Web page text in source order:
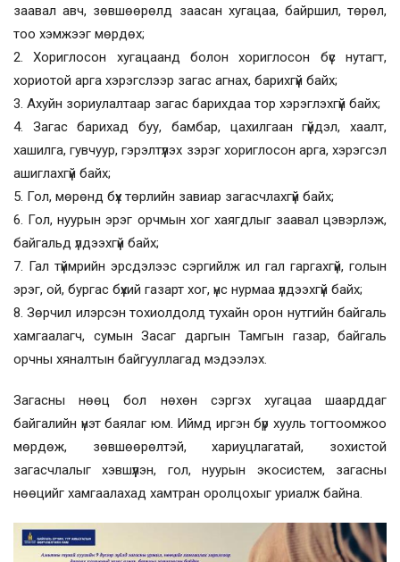
заавал авч, зөвшөөрөлд заасан хугацаа, байршил, төрөл,
тоо хэмжээг мөрдөх;
2. Хориглосон хугацаанд болон хориглосон бүс нутагт,
хориотой арга хэрэгслээр загас агнах, барихгүй байх;
3. Ахуйн зориулалтаар загас барихдаа тор хэрэглэхгүй байх;
4. Загас барихад буу, бамбар, цахилгаан гүйдэл, хаалт,
хашилга, гувчуур, гэрэлтүүлэх зэрэг хориглосон арга, хэрэгсэл
ашиглахгүй байх;
5. Гол, мөрөнд бүх төрлийн завиар загасчлахгүй байх;
6. Гол, нуурын эрэг орчмын хог хаягдлыг заавал цэвэрлэж,
байгальд үлдээхгүй байх;
7. Гал түймрийн эрсдэлээс сэргийлж ил гал гаргахгүй, голын
эрэг, ой, бургас бүхий газарт хог, үнс нурмаа үлдээхгүй байх;
8. Зөрчил илэрсэн тохиолдолд тухайн орон нутгийн байгаль
хамгаалагч, сумын Засаг даргын Тамгын газар, байгаль
орчны хяналтын байгууллагад мэдээлэх.
Загасны нөөц бол нөхөн сэргэх хугацаа шаарддаг
байгалийн үнэт баялаг юм. Иймд иргэн бүр хууль тогтоомжоо
мөрдөж, зөвшөөрөлтэй, хариуцлагатай, зохистой
загасчлалыг хэвшүүлэн, гол, нуурын экосистем, загасны
нөөцийг хамгаалахад хамтран оролцохыг уриалж байна.